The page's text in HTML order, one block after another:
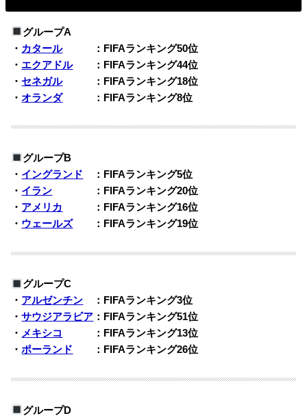
グループA
・ カタール：FIFAランキング50位
・ エクアドル：FIFAランキング44位
・ セネガル：FIFAランキング18位
・オランダ：FIFAランキング8位
グループB
・ イングランド ：FIFAランキング5位
・ イラン ：FIFAランキング20位
・ アメリカ ：FIFAランキング16位
・ ウェールズ：FIFAランキング19位
グループC
・ アルゼンチン ：FIFAランキング3位
・サウジアラビア ：FIFAランキング51位
・ メキシコ
：FIFAランキング13位
・ポーランド ：FIFAランキング26位
グループD